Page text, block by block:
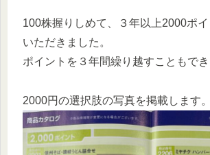
100株握りしめて、３年以上2000ポ
いただきました。
ポイントを３年間繰り越すこともでき
2000円の選択肢の写真を掲載します。